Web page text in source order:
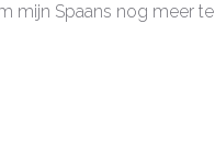
mijn Spaans nog meer te